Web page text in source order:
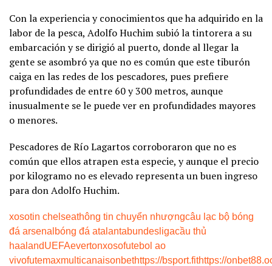
Con la experiencia y conocimientos que ha adquirido en la
labor de la pesca, Adolfo Huchim subió la tintorera a su
embarcación y se dirigió al puerto, donde al llegar la
gente se asombró ya que no es común que este tiburón
caiga en las redes de los pescadores, pues prefiere
profundidades de entre 60 y 300 metros, aunque
inusualmente se le puede ver en profundidades mayores
o menores.
Pescadores de Río Lagartos corroboraron que no es
común que ellos atrapen esta especie, y aunque el precio
por kilogramo no es elevado representa un buen ingreso
para don Adolfo Huchim.
xosotin chelseathông tin chuyển nhượngcâu lạc bộ bóng
đá arsenal bóng đá atalantabundesligacầu thủ
haalandUEFAevertonxosofutebol ao
vivofutemaxmulticanaisonbethttps://bsport.fithttps://